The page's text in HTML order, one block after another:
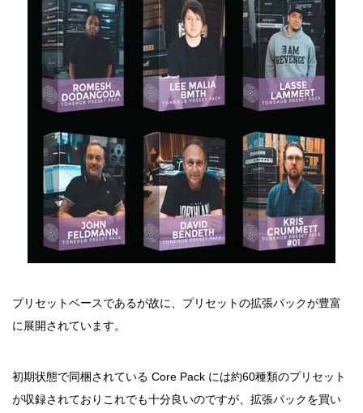
プリセットベースであるが故に、プリセットの拡張パックが豊富
に展開されています。
初期状態で同梱されている Core Pack には約60種類のプリセット
が収録されておりこれでも十分良いのですが、拡張パックを買い